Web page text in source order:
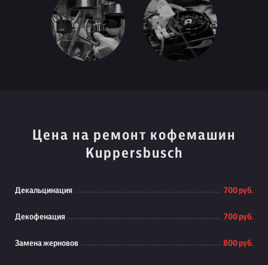
Цена на ремонт кофемашин
Kuppersbusch
Декальцинация 700 руб.
Декофенация 700 руб.
Замена жерновов 800 руб.